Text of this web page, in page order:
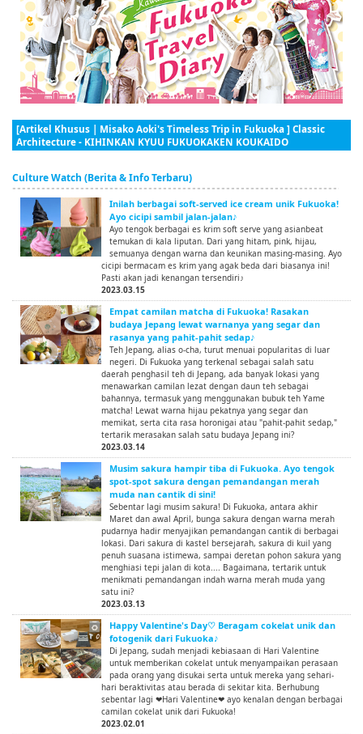
[Artikel Khusus | Misako Aoki's Timeless Trip in Fukuoka ] Classic
Architecture - KIHINKAN KYUU FUKUOKAKEN KOUKAIDO
Culture Watch (Berita & Info Terbaru)
Inilah berbagai soft-served ice cream unik Fukuoka!
Ayo cicipi sambil jalan-jalan♪
Ayo tengok berbagai es krim soft serve yang asianbeat
temukan di kala liputan. Dari yang hitam, pink, hijau,
semuanya dengan warna dan keunikan masing-masing. Ayo
cicipi bermacam es krim yang agak beda dari biasanya ini!
Pasti akan jadi kenangan tersendiri♪
2023.03.15
Empat camilan matcha di Fukuoka! Rasakan
budaya Jepang lewat warnanya yang segar dan
rasanya yang pahit-pahit sedap♪
Teh Jepang, alias o-cha, turut menuai popularitas di luar
negeri. Di Fukuoka yang terkenal sebagai salah satu
daerah penghasil teh di Jepang, ada banyak lokasi yang
menawarkan camilan lezat dengan daun teh sebagai
bahannya, termasuk yang menggunakan bubuk teh Yame
matcha! Lewat warna hijau pekatnya yang segar dan
memikat, serta cita rasa horonigai atau "pahit-pahit sedap,"
tertarik merasakan salah satu budaya Jepang ini?
2023.03.14
Musim sakura hampir tiba di Fukuoka. Ayo tengok
spot-spot sakura dengan pemandangan merah
muda nan cantik di sini!
Sebentar lagi musim sakura! Di Fukuoka, antara akhir
Maret dan awal April, bunga sakura dengan warna merah
pudarnya hadir menyajikan pemandangan cantik di berbagai
lokasi. Dari sakura di kastel bersejarah, sakura di kuil yang
penuh suasana istimewa, sampai deretan pohon sakura yang
menghiasi tepi jalan di kota.... Bagaimana, tertarik untuk
menikmati pemandangan indah warna merah muda yang
satu ini?
2023.03.13
Happy Valentine's Day♡ Beragam cokelat unik dan
fotogenik dari Fukuoka♪
Di Jepang, sudah menjadi kebiasaan di Hari Valentine
untuk memberikan cokelat untuk menyampaikan perasaan
pada orang yang disukai serta untuk mereka yang sehari-
hari beraktivitas atau berada di sekitar kita. Berhubung
sebentar lagi ❤Hari Valentine❤ ayo kenalan dengan berbagai
camilan cokelat unik dari Fukuoka!
2023.02.01